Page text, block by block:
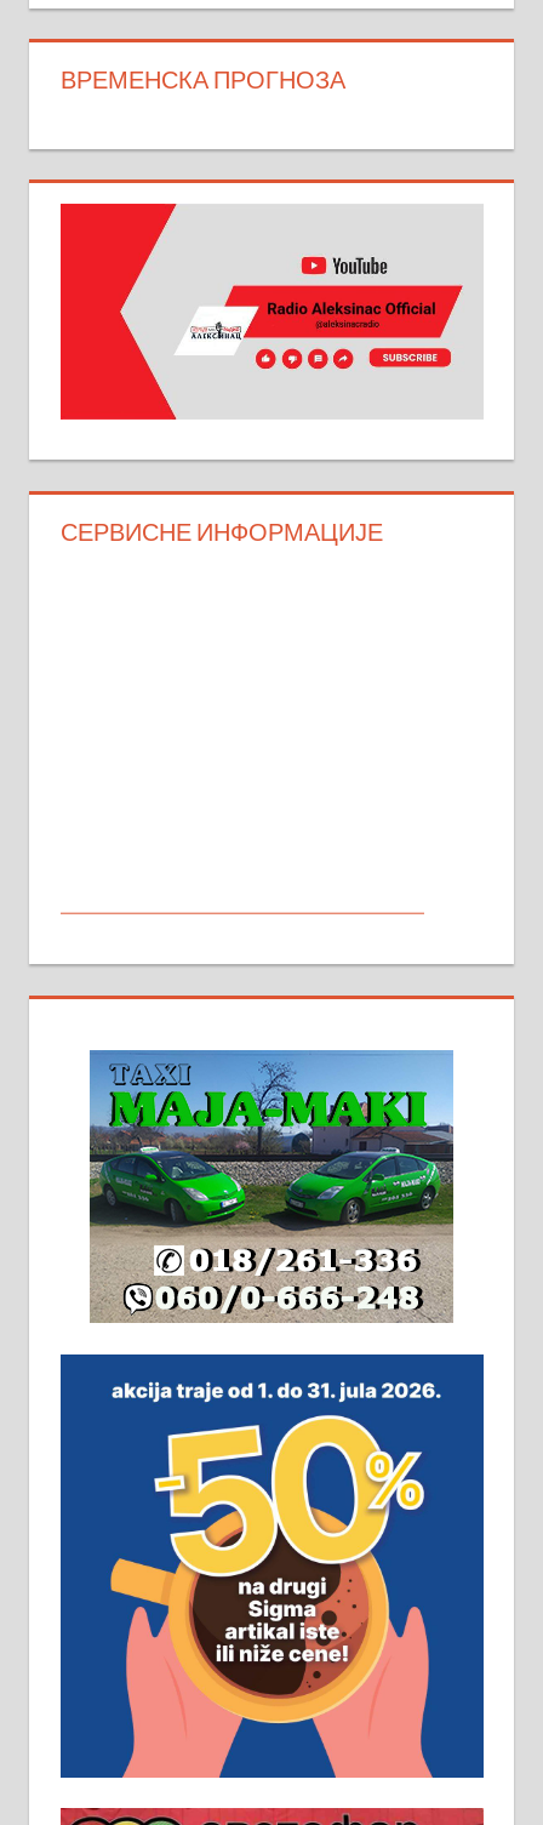
ВРЕМЕНСКА ПРОГНОЗА
СЕРВИСНЕ ИНФОРМАЦИЈЕ
стамбене целине једна уз другу.
2х150м2, две гараже, централно
грејање на гас и дрва. Две
адресе. 063/71-74-023
Издајем комплетно опремљену
халу на Житковачком путу, на
плацу површине око 7 ари.
064/321-80-51; 063/102-35-25
На продају легализована, нова,
м2 са плацем од 8 ари у Зеленом
виру у Алексинцу. Могућа
замена. 064/21-63-584
ПОСЛОВНИ ОГЛАСИ
Рудник и флотација Рудник
д.о.о. Рудник запошљава 20
помоћника рудара. Услови:
Основна школа, пожељно радно
искуство на истим и сличним
пословима, али не и неопходан
услов. Обезбеђен смештај,
превоз, исхрана. 032/57-41-122 –
локал 22